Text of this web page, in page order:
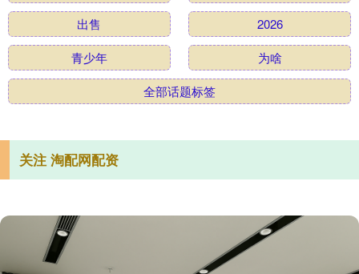
出售
2026
青少年
为啥
全部话题标签
关注 淘配网配资